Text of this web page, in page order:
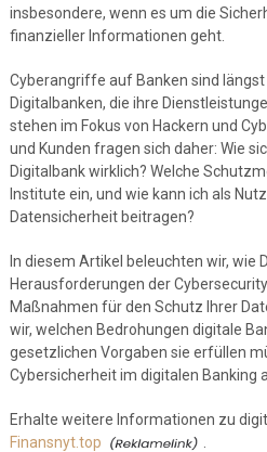
insbesondere, wenn es um die
finanzieller Informationen geht.
Cyberangriffe auf Banken sind
Digitalbanken, die ihre
stehen im Fokus von Hackern und
und Kunden fragen sich daher: Wie
Digitalbank wirklich? Welche
Institute ein, und wie kann ich als
Datensicherheit beitragen?
In diesem Artikel beleuchten wir, wie
Herausforderungen der
Maßnahmen für den Schutz Ihrer
wir, welchen Bedrohungen digitale
gesetzlichen Vorgaben sie erfüllen
Cybersicherheit im digitalen Banking
Erhalte weitere Informationen zu
Finansnyt.top